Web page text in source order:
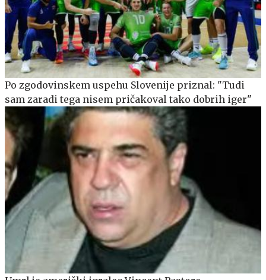
Po zgodovinskem uspehu Slovenije priznal: "Tudi
sam zaradi tega nisem pričakoval tako dobrih iger"